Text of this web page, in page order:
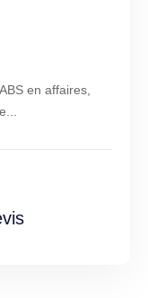
en affaires,